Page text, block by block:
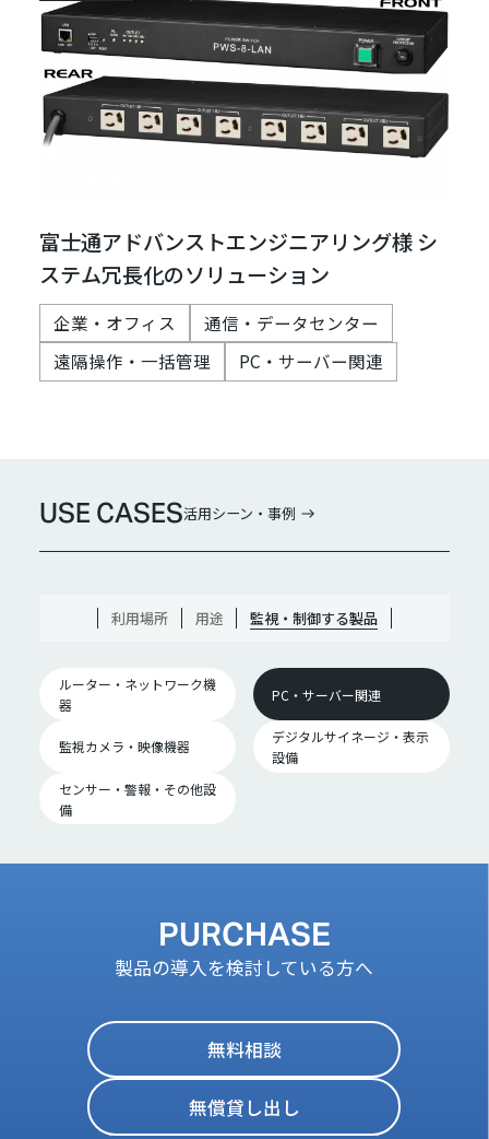
富士通アドバンストエンジニアリング様 シ
ステム冗長化のソリューション
企業・オフィス
通信・データセンター
遠隔操作・一括管理
PC・サーバー関連
USE CASES活用シーン・事例
利用場所 用途 監視・制御する製品
ルーター・ネットワーク機
器
PC・サーバー関連
監視カメラ・映像機器
デジタルサイネージ・表示
設備
センサー・警報・その他設
備
PURCHASE
製品の導入を検討している方へ
無料相談
無償貸し出し